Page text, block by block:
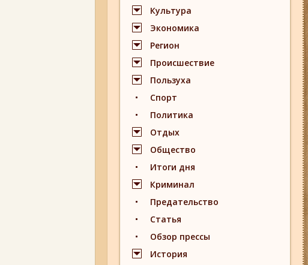
Культура
Экономика
Регион
Происшествие
Пользуха
Спорт
Политика
Отдых
Общество
Итоги дня
Криминал
Предательство
Статья
Обзор прессы
История